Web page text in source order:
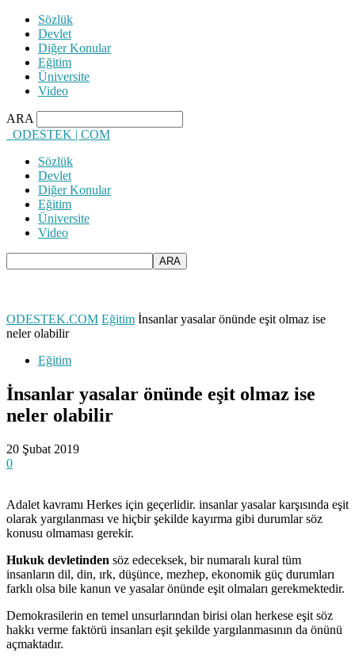
Sözlük
Devlet
Diğer Konular
Eğitim
Üniversite
Video
ARA
ODESTEK | COM
Sözlük
Devlet
Diğer Konular
Eğitim
Üniversite
Video
ODESTEK.COM Eğitim İnsanlar yasalar önünde eşit olmaz ise
neler olabilir
Eğitim
İnsanlar yasalar önünde eşit olmaz ise
neler olabilir
20 Şubat 2019
0
Adalet kavramı Herkes için geçerlidir. insanlar yasalar karşısında eşit
olarak yargılanması ve hiçbir şekilde kayırma gibi durumlar söz
konusu olmaması gerekir.
Hukuk devletinden söz edeceksek, bir numaralı kural tüm
insanların dil, din, ırk, düşünce, mezhep, ekonomik güç durumları
farklı olsa bile kanun ve yasalar önünde eşit olmaları gerekmektedir.
Demokrasilerin en temel unsurlarından birisi olan herkese eşit söz
hakkı verme faktörü insanları eşit şekilde yargılanmasının da önünü
açmaktadır.